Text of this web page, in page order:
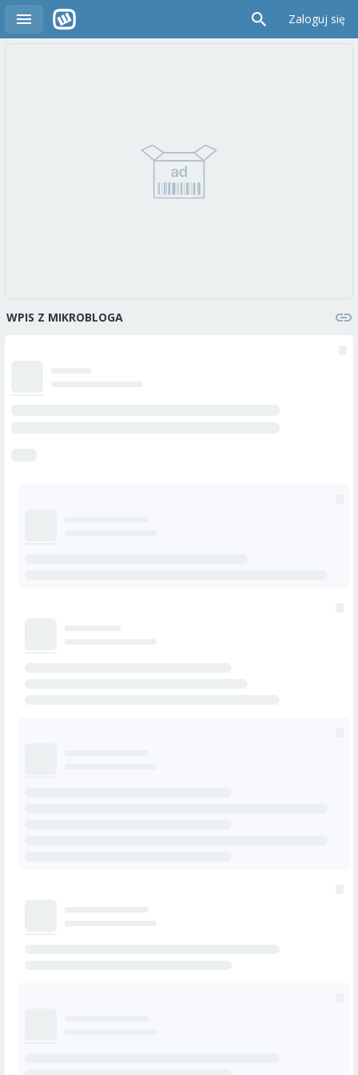
Zaloguj się
WPIS Z MIKROBLOGA